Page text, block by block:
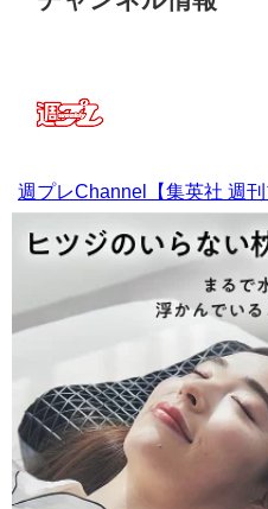
週プレChannel【集英社 週刊